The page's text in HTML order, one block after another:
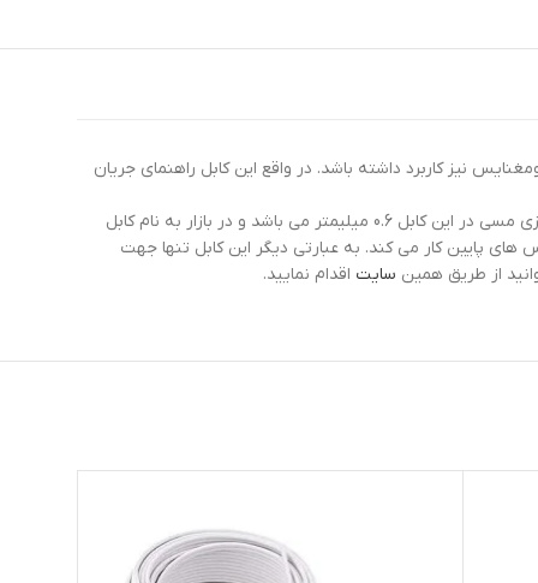
نیز کاربرد داشته باشد. در واقع این کابل راهنمای جریان
از جنس مس آنیل شده می باشد و روکش سیم و غلاف کابل از جنس پلاستیک پی وی سی تولید شده است. در ضمن قطر مغزی مسی در این کابل 0.6 میلیمتر می باشد و در بازار به نام کابل
پایین کار می کند. به عبارتی دیگر این کابل تنها جهت
از طریق همین سایت اقدام نمایید.